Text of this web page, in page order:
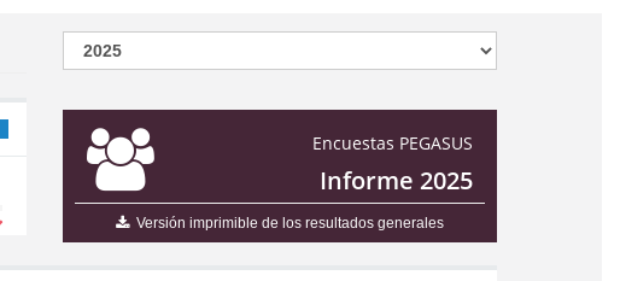
Encuestas PEGASUS
Informe 2025
Versión imprimible de los resultados generales